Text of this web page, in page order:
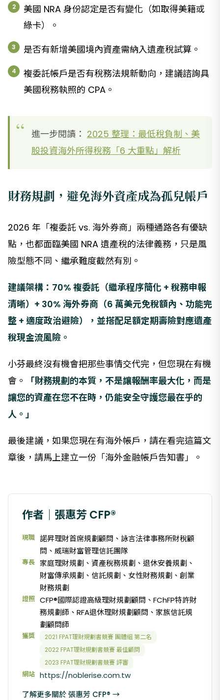
美國 NRA 身份認定是否有變化（如取得美籍或
綠卡）。
是否有新增美國境內資產需納入遺產稅試算。
複委託帳戶是否有稅務法規新動向，建議諮詢具
美國稅務執照的 CPA。
進一步閱讀： 2025 整理：最低稅負制、美
股投資海外所得稅務「6 大重點」解析
財務規劃，避免海外資產成為孤兒帳戶
2026 年「複委託 vs. 海外券商」兩種通路各有優缺
點，也都面臨美國 NRA 遺產稅的法律義務，只是風
險型態不同、繼承難度截然有別。
建議架構：70% 複委託（繼承程序簡化 + 稅務申報
清晰）+ 30% 海外券商（6 萬美元免稅額內、功能完
整 + 適度政治避險），並搭配足額定期壽險對應遺產
稅現金流風險。
小芬最終沒有機會把那些事情交代完，但您現在有機
會。
「財務規劃的本質，不是讓報酬率最大化，而是
讓您的資產在您不在時，仍能安全守護您最在乎的
人。」
最後建議，如果您現在有海外帳戶，請在看完這篇文
章後，請馬上建立一份「海外金融帳戶告知書」。
作者｜張惠芳 CFP®
現職 諾昇理財首席規劃顧問、詠言法律事務所財稅顧
問、威瑞財富管理信託團隊
專長 家庭理財規劃、資產稅務規劃、退休安養規劃、
財富傳承規劃、信託規劃、女性財務規劃、創業
財務規劃
證照 CFP®國際認證高級理財規劃顧問、FChFP特許財
務規劃師、RFA退休理財規劃顧問、家族信託規
劃顧問師
獲獎
2021 FPAT理財規劃書競賽 團體組 第二名
2022 FPAT理財規劃書競賽 最佳顧問
2023 FPAT理財規劃書競賽 評審
網站 https://noblerise.com.tw
了解更多關於 張惠芳 CFP® →